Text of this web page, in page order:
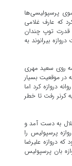
پرسپولیسی‌ها
که عارف غلامی
قدرت توپ چندان
بیرانوند به
روی سعید مهری
در موقعیت بسیار
دروازه کرد اما
کرنر رفت تا خطر
به دست آمد و
پرسپولیس را
که دروازه علیرضا
بان پرسپولیس